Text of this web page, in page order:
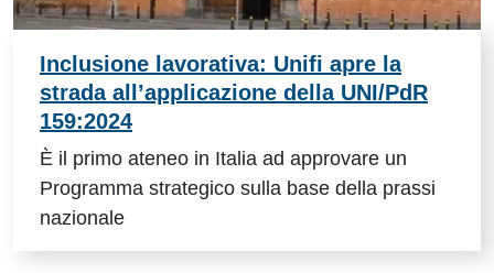
Inclusione lavorativa: Unifi apre la
strada all’applicazione della UNI/PdR
159:2024
È il primo ateneo in Italia ad approvare un
Programma strategico sulla base della prassi
nazionale